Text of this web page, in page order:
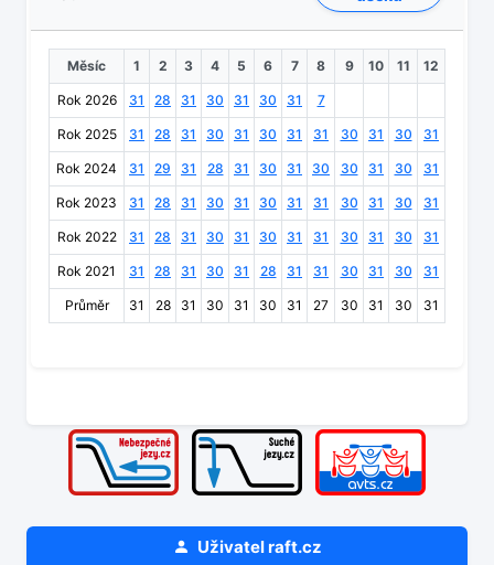
Měsíc 1 2 3 4 5 6 7 8 9 10 11 12
Rok 2026 31 28 31 30 31 30 31 7
Rok 2025 31 28 31 30 31 30 31 31 30 31 30 31
Rok 2024 31 29 31 28 31 30 31 30 30 31 30 31
Rok 2023 31 28 31 30 31 30 31 31 30 31 30 31
Rok 2022 31 28 31 30 31 30 31 31 30 31 30 31
Rok 2021 31 28 31 30 31 28 31 31 30 31 30 31
Průměr 31 28 31 30 31 30 31 27 30 31 30 31
Uživatelraft.cz